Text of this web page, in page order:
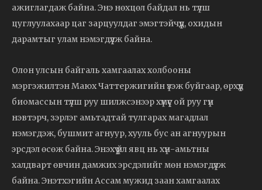
ажиглагдаж байна. Энэ нөхцөл байдал нь түлш
цуглуулахаар цаг зарцуулдаг эмэгтэйчүүд, охидын
дарамтыг улам нэмэгдүүлж байна.
Олон улсын байгаль хамгаалах холбооны
мэргэжилтэн Маюх Чаттержигийн үзэж буйгаар, өрхүүд
биомассын түлш руу шилжсэнээр хүмүүс ой руу гүн
нэвтэрч, зэрлэг амьтадтай тулгарах магадлал
нэмэгдэж, бушмит агнуур, хууль бус ан агнуурын
эрсдэл өсөж байна. Энэхүү үйл явц нь хүн-амьтны
халдварт өвчин дамжих эрсдэлийг мөн нэмэгдүүлж
байна. Энэтхэгийн Ассам мужид заан хамгаалах